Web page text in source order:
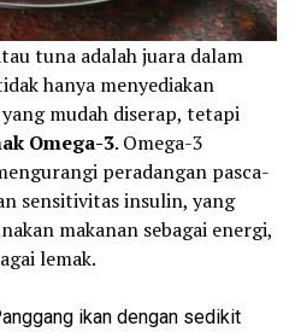
tuna adalah juara dalam
hanya menyediakan
mudah diserap, tetapi
Omega-3. Omega-3
peradangan pasca-
sensitivitas insulin, yang
makanan sebagai energi,
lemak.
ikan dengan sedikit